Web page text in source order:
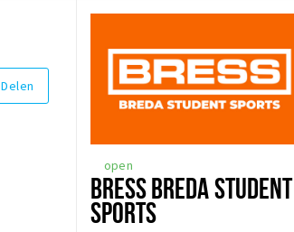
Delen
open
BRESS BREDA STUDENT
SPORTS